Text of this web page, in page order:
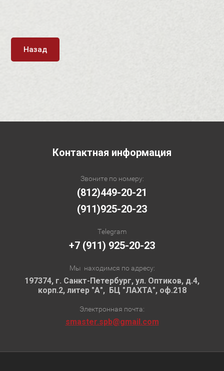
Назад
Контактная информация
Звоните по номеру:
(812)449-20-21
(911)925-20-23
Telegram
+7 (911) 925-20-23
Мы находимся по адресу:
197374, г. Санкт-Петербург, ул. Оптиков, д.4,
корп.2, литер "А", БЦ "ЛАХТА", оф.218
Электронная почта:
smaster.spb@gmail.com